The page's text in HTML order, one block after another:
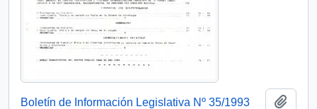
Boletín de Información Legislativa Nº 35/1993